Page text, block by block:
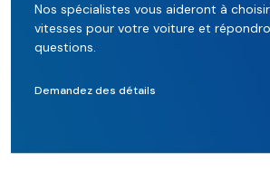
Nos spécialistes vous aideront à
vitesses pour votre voiture et
questions.
Demandez des détails